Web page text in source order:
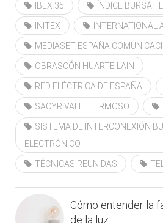
IBEX 35 ÍNDICE BURSÁTIL
INITEX INTERNATIONAL
MEDIASET ESPAÑA
OBRASCÓN HUARTE LAIN
RED ELÉCTRICA DE ESPAÑA
SACYR VALLEHERMOSO
SISTEMA DE INTERCONEXIÓN
ELECTRÓNICO
TÉCNICAS REUNIDAS
Cómo entender la
de la luz